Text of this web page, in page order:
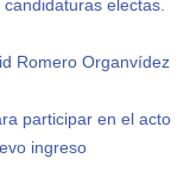
electas.
Romero Organvídez
participar en el acto
ingreso